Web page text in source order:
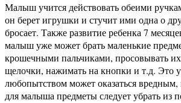
Малыш учится действовать обеими
он берет игрушки и стучит ими одна о
бросает. Также развитие ребенка 7
малыш уже может брать маленькие
крошечными пальчиками, просовывать
щелочки, нажимать на кнопки и т.д. Это
любопытством может оказаться
для малыша предметы следует убрать из